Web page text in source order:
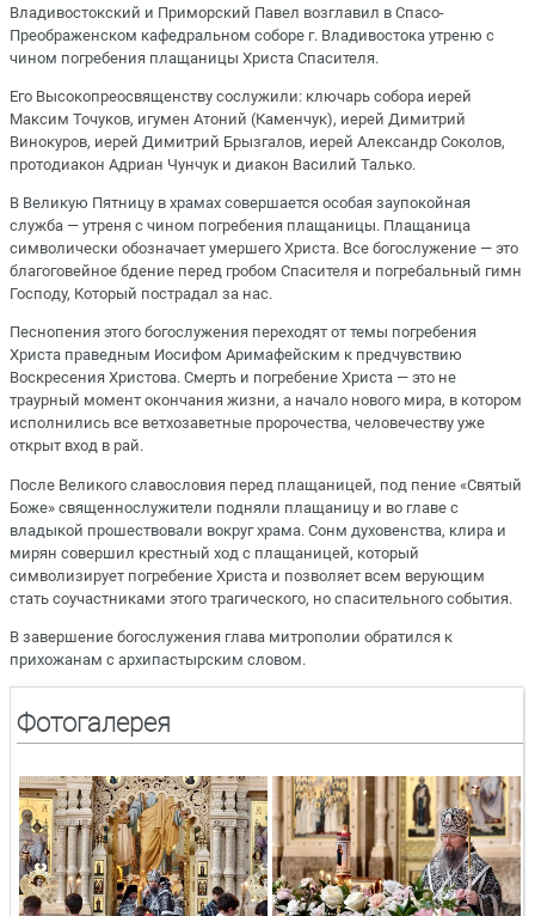
Владивостокский и Приморский Павел возглавил в Спасо-
Преображенском кафедральном соборе г. Владивостока утреню с
чином погребения плащаницы Христа Спасителя.
Его Высокопреосвященству сослужили: ключарь собора иерей
Максим Точуков, игумен Атоний (Каменчук), иерей Димитрий
Винокуров, иерей Димитрий Брызгалов, иерей Александр Соколов,
протодиакон Адриан Чунчук и диакон Василий Талько.
В Великую Пятницу в храмах совершается особая заупокойная
служба — утреня с чином погребения плащаницы. Плащаница
символически обозначает умершего Христа. Все богослужение — это
благоговейное бдение перед гробом Спасителя и погребальный гимн
Господу, Который пострадал за нас.
Песнопения этого богослужения переходят от темы погребения
Христа праведным Иосифом Аримафейским к предчувствию
Воскресения Христова. Смерть и погребение Христа — это не
траурный момент окончания жизни, а начало нового мира, в котором
исполнились все ветхозаветные пророчества, человечеству уже
открыт вход в рай.
После Великого славословия перед плащаницей, под пение «Святый
Боже» священнослужители подняли плащаницу и во главе с
владыкой прошествовали вокруг храма. Сонм духовенства, клира и
мирян совершил крестный ход с плащаницей, который
символизирует погребение Христа и позволяет всем верующим
стать соучастниками этого трагического, но спасительного события.
В завершение богослужения глава митрополии обратился к
прихожанам с архипастырским словом.
Фотогалерея